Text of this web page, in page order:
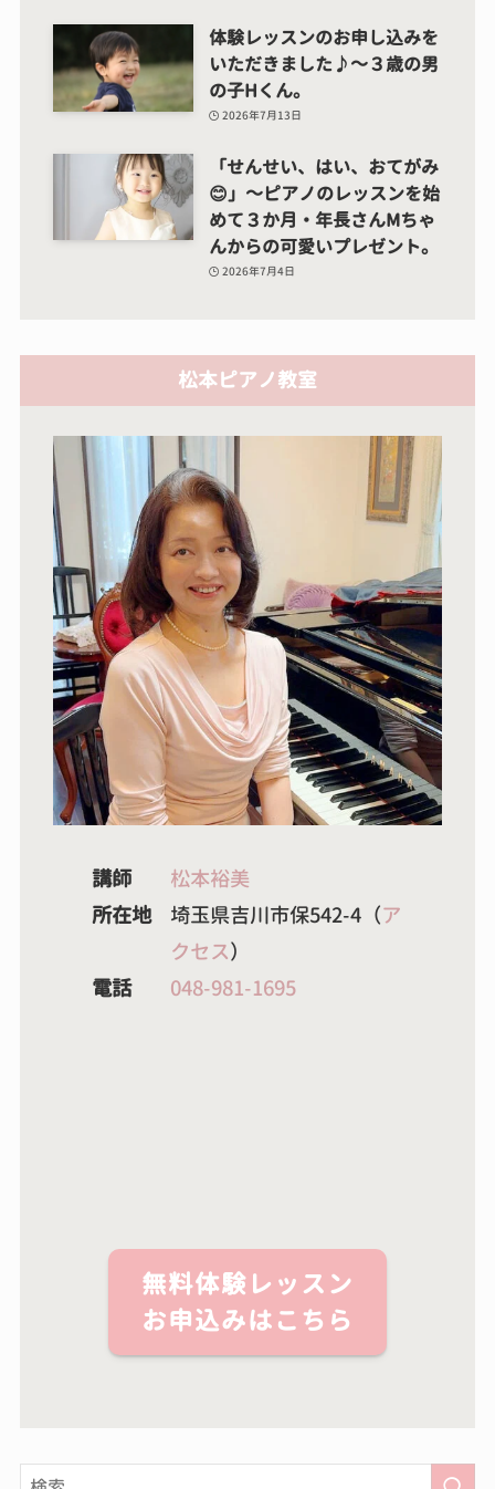
体験レッスンのお申し込みを
いただきました♪～３歳の男
の子Hくん。
2026年7月13日
「せんせい、はい、おてがみ
😊」～ピアノのレッスンを始
めて３か月・年長さんMちゃ
んからの可愛いプレゼント。
2026年7月4日
松本ピアノ教室
講師
松本裕美
所在地
埼玉県吉川市保542-4（ア
クセス）
電話
048-981-1695
無料体験レッスン
お申込みはこちら